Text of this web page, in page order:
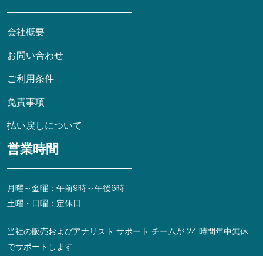
会社概要
お問い合わせ
ご利用条件
免責事項
払い戻しについて
営業時間
月曜～金曜：午前9時～午後6時
土曜・日曜：定休日
当社の販売およびアナリスト サポート チームが 24 時間年中無休
でサポートします